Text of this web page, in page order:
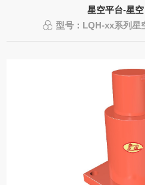
星空平台-星空
型号：LQH-xx系列星